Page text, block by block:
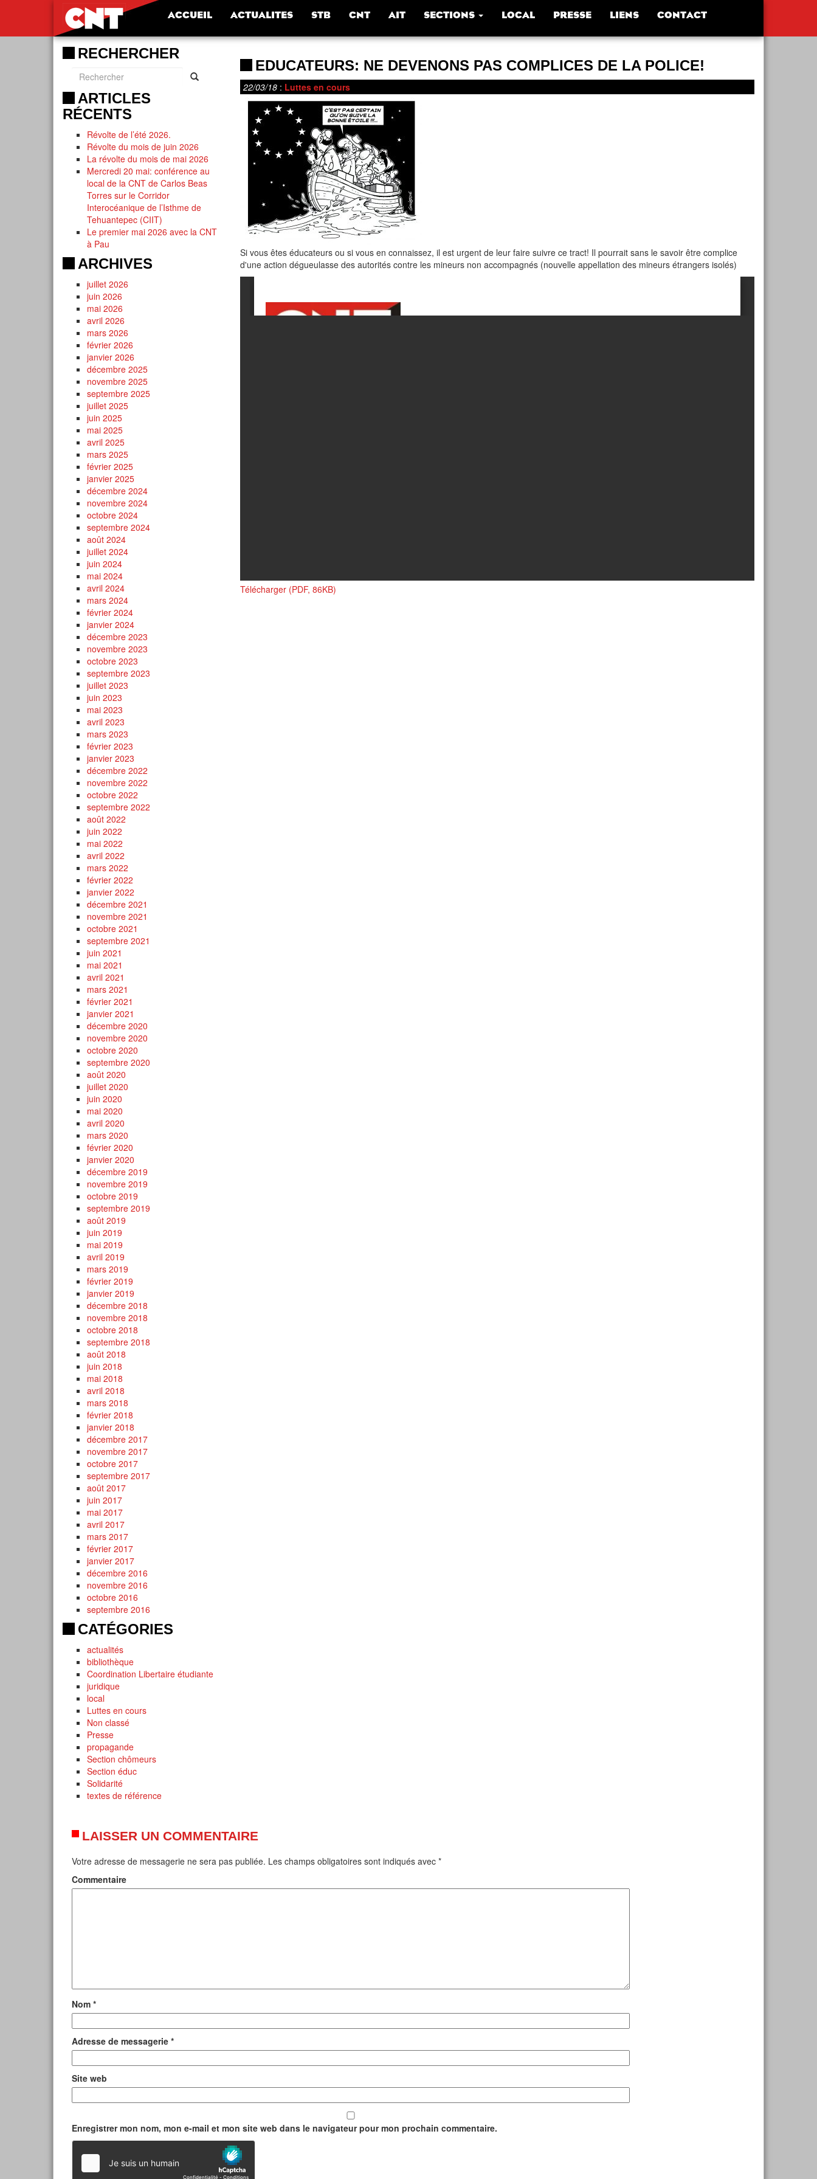
ACCUEIL ACTUALITES STB CNT AIT SECTIONS LOCAL PRESSE LIENS CONTACT
RECHERCHER
ARTICLES
RÉCENTS
Révolte de l’été 2026.
Révolte du mois de juin 2026
La révolte du mois de mai 2026
Mercredi 20 mai: conférence au
local de la CNT de Carlos Beas
Torres sur le Corridor
Interocéanique de l’Isthme de
Tehuantepec (CIIT)
Le premier mai 2026 avec la CNT
à Pau
ARCHIVES
juillet 2026
juin 2026
mai 2026
avril 2026
mars 2026
février 2026
janvier 2026
décembre 2025
novembre 2025
septembre 2025
juillet 2025
juin 2025
mai 2025
avril 2025
mars 2025
février 2025
janvier 2025
décembre 2024
novembre 2024
octobre 2024
septembre 2024
août 2024
juillet 2024
juin 2024
mai 2024
avril 2024
mars 2024
février 2024
janvier 2024
décembre 2023
novembre 2023
octobre 2023
septembre 2023
juillet 2023
juin 2023
mai 2023
avril 2023
mars 2023
février 2023
janvier 2023
décembre 2022
novembre 2022
octobre 2022
septembre 2022
août 2022
juin 2022
mai 2022
avril 2022
mars 2022
février 2022
janvier 2022
décembre 2021
novembre 2021
octobre 2021
septembre 2021
juin 2021
mai 2021
avril 2021
mars 2021
février 2021
janvier 2021
décembre 2020
novembre 2020
octobre 2020
septembre 2020
août 2020
juillet 2020
juin 2020
mai 2020
avril 2020
mars 2020
février 2020
janvier 2020
décembre 2019
novembre 2019
octobre 2019
septembre 2019
août 2019
juin 2019
mai 2019
avril 2019
mars 2019
février 2019
janvier 2019
décembre 2018
novembre 2018
octobre 2018
septembre 2018
août 2018
juin 2018
mai 2018
avril 2018
mars 2018
février 2018
janvier 2018
décembre 2017
novembre 2017
octobre 2017
septembre 2017
août 2017
juin 2017
mai 2017
avril 2017
mars 2017
février 2017
janvier 2017
décembre 2016
novembre 2016
octobre 2016
septembre 2016
CATÉGORIES
actualités
bibliothèque
Coordination Libertaire étudiante
juridique
local
Luttes en cours
Non classé
Presse
propagande
Section chômeurs
Section éduc
Solidarité
textes de référence
EDUCATEURS: NE DEVENONS PAS COMPLICES DE LA POLICE!
22/03/18 : Luttes en cours
Si vous êtes éducateurs ou si vous en connaissez, il est urgent de leur faire suivre ce tract! Il pourrait sans le savoir être complice
d'une action dégueulasse des autorités contre les mineurs non accompagnés (nouvelle appellation des mineurs étrangers isolés)
Télécharger (PDF, 86KB)
LAISSER UN COMMENTAIRE
Votre adresse de messagerie ne sera pas publiée. Les champs obligatoires sont indiqués avec *
Commentaire
Nom *
Adresse de messagerie *
Site web
Enregistrer mon nom, mon e-mail et mon site web dans le navigateur pour mon prochain commentaire.